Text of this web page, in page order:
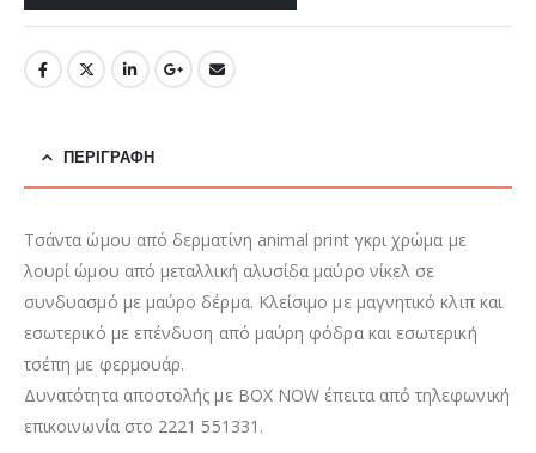
ΠΕΡΙΓΡΑΦΉ
Τσάντα ώμου από δερματίνη animal print γκρι χρώμα με
λουρί ώμου από μεταλλική αλυσίδα μαύρο νίκελ σε
συνδυασμό με μαύρο δέρμα. Κλείσιμο με μαγνητικό κλιπ και
εσωτερικό με επένδυση από μαύρη φόδρα και εσωτερική
τσέπη με φερμουάρ.
Δυνατότητα αποστολής με BOX NOW έπειτα από τηλεφωνική
επικοινωνία στο 2221 551331.